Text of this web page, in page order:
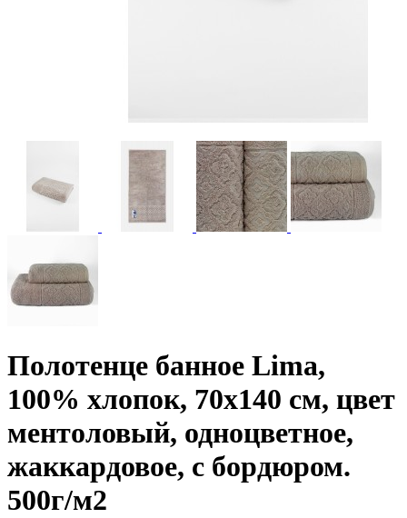
Полотенце банное Lima,
100% хлопок, 70х140 см, цвет
ментоловый, одноцветное,
жаккардовое, с бордюром.
500г/м2